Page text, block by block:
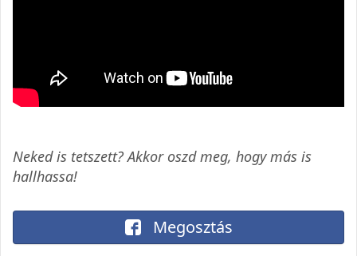
Neked is tetszett? Akkor oszd meg, hogy más is
hallhassa!
Megosztás